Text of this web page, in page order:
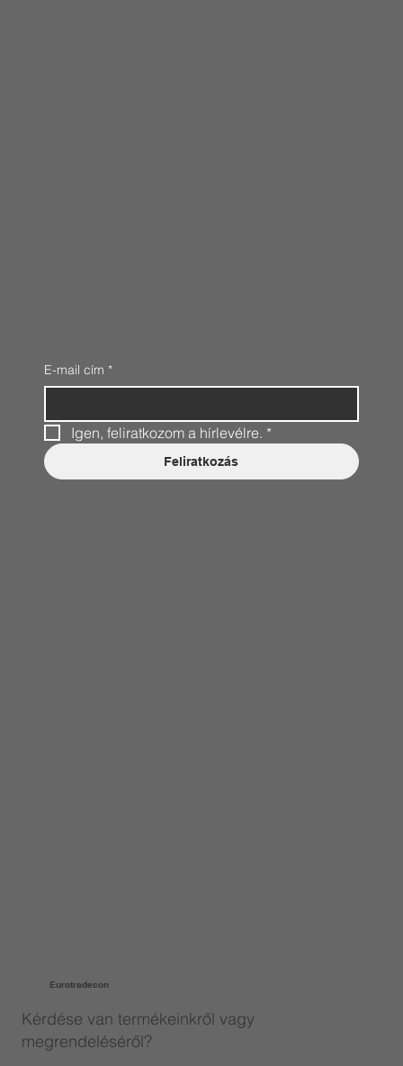
Eurotradecon
Kérdése van termékeinkről vagy
megrendeléséről?
E-mail cím *
Igen, feliratkozom a hírlevélre. *
Feliratkozás